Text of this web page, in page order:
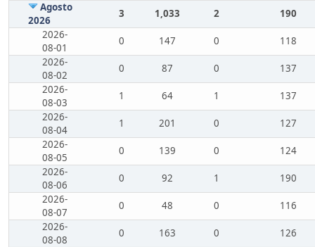
Agosto
2026
3 1,033 2
190
2026-
08-01
0 147 0
118
2026-
08-02
0 87 0
137
2026-
08-03
1 64 1
137
2026-
08-04
1 201 0
127
2026-
08-05
0 139 0
124
2026-
08-06
0 92 1
190
2026-
08-07
0 48 0
116
2026-
08-08
0 163 0
126